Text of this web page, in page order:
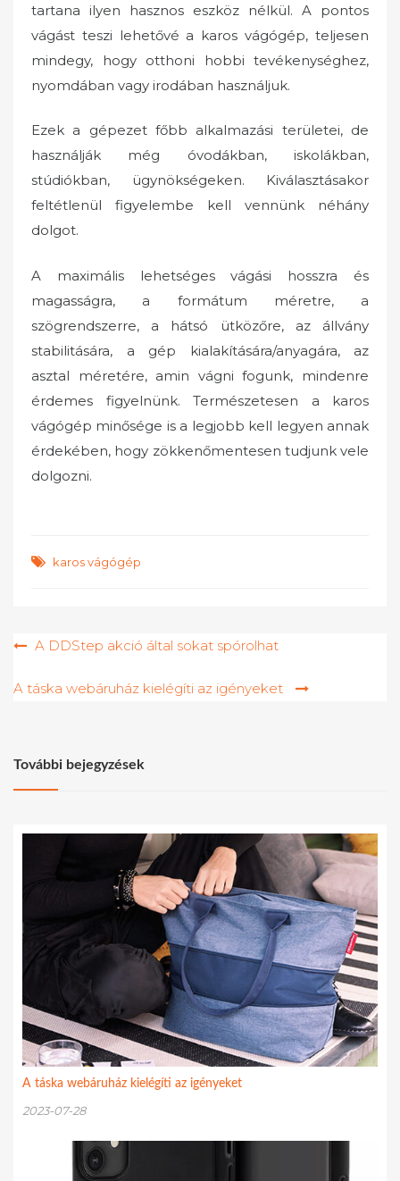
tartana ilyen hasznos eszköz nélkül. A pontos
vágást teszi lehetővé a karos vágógép, teljesen
mindegy, hogy otthoni hobbi tevékenységhez,
nyomdában vagy irodában használjuk.
Ezek a gépezet főbb alkalmazási területei, de
használják még óvodákban, iskolákban,
stúdiókban, ügynökségeken. Kiválasztásakor
feltétlenül figyelembe kell vennünk néhány
dolgot.
A maximális lehetséges vágási hosszra és
magasságra, a formátum méretre, a
szögrendszerre, a hátsó ütközőre, az állvány
stabilitására, a gép kialakítására/anyagára, az
asztal méretére, amin vágni fogunk, mindenre
érdemes figyelnünk. Természetesen a karos
vágógép minősége is a legjobb kell legyen annak
érdekében, hogy zökkenőmentesen tudjunk vele
dolgozni.
karos vágógép
Bejegyzés
A DDStep akció által sokat spórolhat
A táska webáruház kielégíti az igényeket
További bejegyzések
A táska webáruház kielégíti az igényeket
2023-07-28